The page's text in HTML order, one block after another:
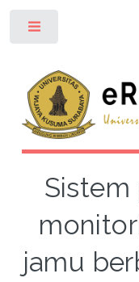
Sistem
jamu